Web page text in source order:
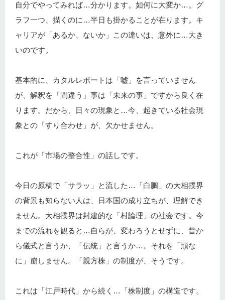
自分でやってみれば…分かります。如何に大変か…。グ
ラフ一つ、描くのに…半日も掛かることが在ります。キ
ャリアが「あるか、ないか」この違いは、意外に…大き
いのです。
基本的に、カタルレポートは「嘘」を言っていません
が、解釈を「間違う」事は「未来の事」ですから良く在
ります。だから、日々の現象と…今、起きている社会現
象との「すり合わせ」が、欠かせません。
これが「市場の整合性」の話しです。
今日の原稿で「サラッ」と流した…「白鵬」の大相撲界
の背景も知らない人は、日本国の成り立ちが、理解でき
ません。大相撲界は封建的な「村論理」の社会です。今
までの流れを観ると…自らが、変わろうとせずに、昔か
ら儀式と言うか、「伝統」と言うか…。それを「頑な
に」崩しません。「親方株」の制度が、そうです。
これは「江戸時代」から続く…「株制度」の構造です。